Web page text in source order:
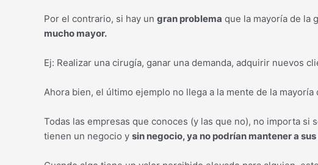
Por el contrario, si hay un gran problema que la mayoría de la
mucho mayor.
Ej: Realizar una cirugía, ganar una demanda, adquirir nuevos
Ahora bien, el último ejemplo no llega a la mente de la
Todas las empresas que conoces (y las que no), no importa
tienen un negocio y sin negocio, ya no podrían mantener a